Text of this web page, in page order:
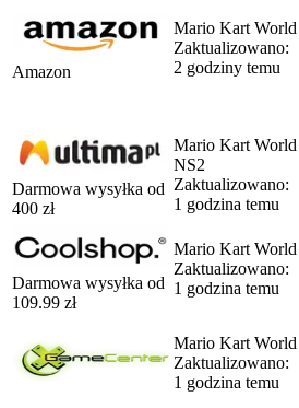
Amazon
Mario Kart World
Zaktualizowano:
2 godziny temu
Darmowa wysyłka od
400 zł
Mario Kart World
NS2
Zaktualizowano:
1 godzina temu
Darmowa wysyłka od
109.99 zł
Mario Kart World
Zaktualizowano:
1 godzina temu
Mario Kart World
Zaktualizowano:
1 godzina temu